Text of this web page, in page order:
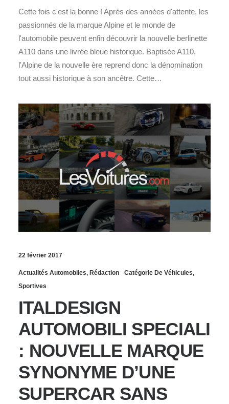
Cette fois c'est la bonne ! Après des années d'attente, les
passionnés de la marque Alpine et le monde de
l'automobile peuvent enfin découvrir la nouvelle berlinette
A110 dans une livrée bleue historique. Baptisée A110,
l'Alpine de la nouvelle ère reprend donc la dénomination
tout aussi historique à son ancêtre. Cette…
22 février 2017
Actualités Automobiles, Rédaction Catégorie De Véhicules,
Sportives
ITALDESIGN
AUTOMOBILI SPECIALI
: NOUVELLE MARQUE
SYNONYME D’UNE
SUPERCAR SANS